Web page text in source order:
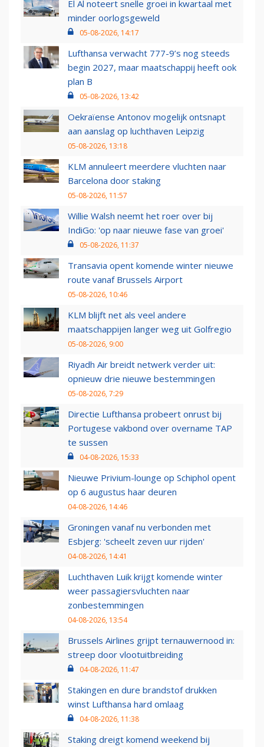
El Al noteert snelle groei in kwartaal met
minder oorlogsgeweld
05-08-2026, 14:17
Lufthansa verwacht 777-9’s nog steeds
begin 2027, maar maatschappij heeft ook
plan B
05-08-2026, 13:42
Oekraïense Antonov mogelijk ontsnapt
aan aanslag op luchthaven Leipzig
05-08-2026, 13:18
KLM annuleert meerdere vluchten naar
Barcelona door staking
05-08-2026, 11:57
Willie Walsh neemt het roer over bij
IndiGo: 'op naar nieuwe fase van groei'
05-08-2026, 11:37
Transavia opent komende winter nieuwe
route vanaf Brussels Airport
05-08-2026, 10:46
KLM blijft net als veel andere
maatschappijen langer weg uit Golfregio
05-08-2026, 9:00
Riyadh Air breidt netwerk verder uit:
opnieuw drie nieuwe bestemmingen
05-08-2026, 7:29
Directie Lufthansa probeert onrust bij
Portugese vakbond over overname TAP
te sussen
04-08-2026, 15:33
Nieuwe Privium-lounge op Schiphol opent
op 6 augustus haar deuren
04-08-2026, 14:46
Groningen vanaf nu verbonden met
Esbjerg: 'scheelt zeven uur rijden'
04-08-2026, 14:41
Luchthaven Luik krijgt komende winter
weer passagiersvluchten naar
zonbestemmingen
04-08-2026, 13:54
Brussels Airlines grijpt ternauwernood in:
streep door vlootuitbreiding
04-08-2026, 11:47
Stakingen en dure brandstof drukken
winst Lufthansa hard omlaag
04-08-2026, 11:38
Staking dreigt komend weekend bij